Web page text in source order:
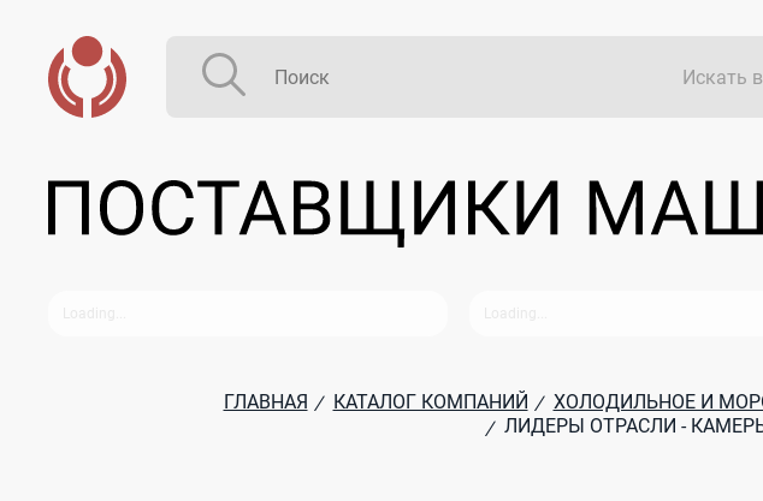
Искать в
ГЛАВНАЯ / КАТАЛОГ КОМПАНИЙ / ХОЛОДИЛЬНОЕ И
/ ЛИДЕРЫ ОТРАСЛИ -